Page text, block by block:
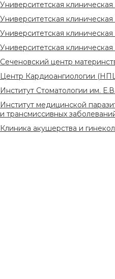
Университетская
Университетская
Университетская
Университетская
Сеченовский центр
Центр Кардиоангиологии
Институт Стоматологии им.
Институт медицинской
и трансмиссивных
Клиника акушерства и